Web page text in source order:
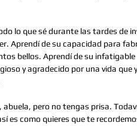
lo que sé durante las tardes de
Aprendí de su capacidad para
bellos. Aprendí de su
y agradecido por una vida que
abuela, pero no tengas prisa.
es como quieres que te